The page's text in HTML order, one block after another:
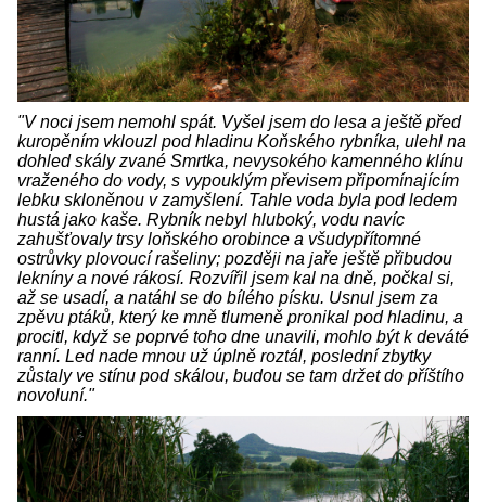
"V noci jsem nemohl spát. Vyšel jsem do lesa a ještě před
kuropěním vklouzl pod hladinu Koňského rybníka, ulehl na
dohled skály zvané Smrtka, nevysokého kamenného klínu
vraženého do vody, s vypouklým převisem připomínajícím
lebku skloněnou v zamyšlení. Tahle voda byla pod ledem
hustá jako kaše. Rybník nebyl hluboký, vodu navíc
zahušťovaly trsy loňského orobince a všudypřítomné
ostrůvky plovoucí rašeliny; později na jaře ještě přibudou
lekníny a nové rákosí. Rozvířil jsem kal na dně, počkal si,
až se usadí, a natáhl se do bílého písku. Usnul jsem za
zpěvu ptáků, který ke mně tlumeně pronikal pod hladinu, a
procitl, když se poprvé toho dne unavili, mohlo být k deváté
ranní. Led nade mnou už úplně roztál, poslední zbytky
zůstaly ve stínu pod skálou, budou se tam držet do příštího
novoluní."